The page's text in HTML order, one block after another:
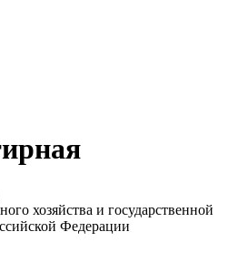
хозяйства и государственной
Федерации